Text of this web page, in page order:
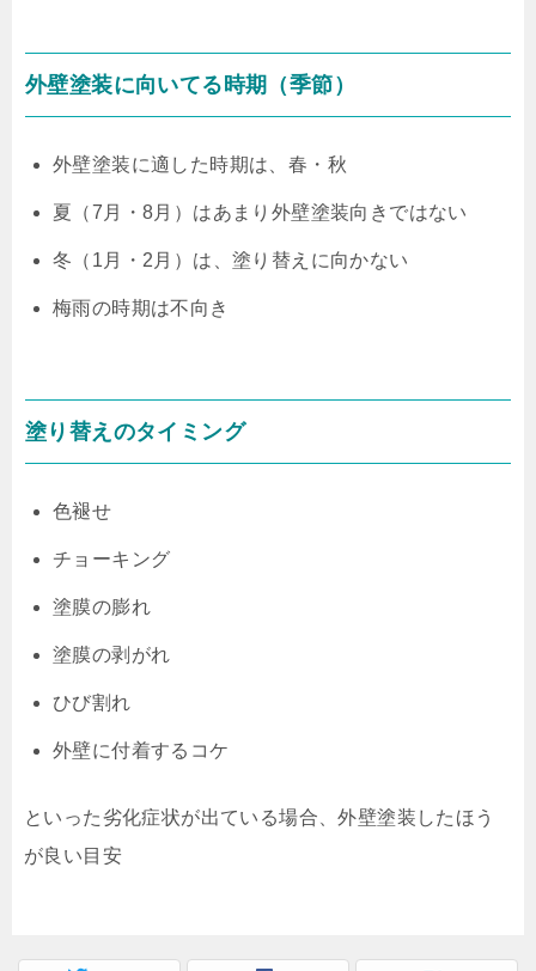
外壁塗装に向いてる時期（季節）
外壁塗装に適した時期は、春・秋
夏（7月・8月）はあまり外壁塗装向きではない
冬（1月・2月）は、塗り替えに向かない
梅雨の時期は不向き
塗り替えのタイミング
色褪せ
チョーキング
塗膜の膨れ
塗膜の剥がれ
ひび割れ
外壁に付着するコケ
といった劣化症状が出ている場合、外壁塗装したほう
が良い目安